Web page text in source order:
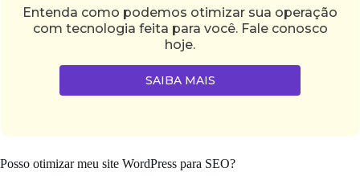
Entenda como podemos otimizar sua operação
com tecnologia feita para você. Fale conosco
hoje.
SAIBA MAIS
Posso otimizar meu site WordPress para SEO?